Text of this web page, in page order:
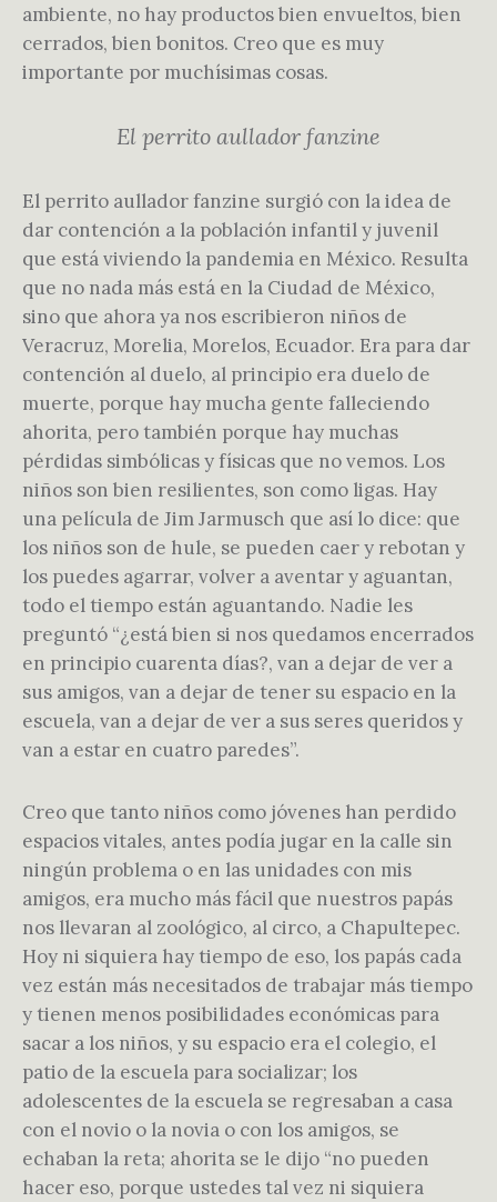
ambiente, no hay productos bien envueltos, bien
cerrados, bien bonitos. Creo que es muy
importante por muchísimas cosas.
El perrito aullador fanzine
El perrito aullador fanzine surgió con la idea de
dar contención a la población infantil y juvenil
que está viviendo la pandemia en México. Resulta
que no nada más está en la Ciudad de México,
sino que ahora ya nos escribieron niños de
Veracruz, Morelia, Morelos, Ecuador. Era para dar
contención al duelo, al principio era duelo de
muerte, porque hay mucha gente falleciendo
ahorita, pero también porque hay muchas
pérdidas simbólicas y físicas que no vemos. Los
niños son bien resilientes, son como ligas. Hay
una película de Jim Jarmusch que así lo dice: que
los niños son de hule, se pueden caer y rebotan y
los puedes agarrar, volver a aventar y aguantan,
todo el tiempo están aguantando. Nadie les
preguntó “¿está bien si nos quedamos encerrados
en principio cuarenta días?, van a dejar de ver a
sus amigos, van a dejar de tener su espacio en la
escuela, van a dejar de ver a sus seres queridos y
van a estar en cuatro paredes”.
Creo que tanto niños como jóvenes han perdido
espacios vitales, antes podía jugar en la calle sin
ningún problema o en las unidades con mis
amigos, era mucho más fácil que nuestros papás
nos llevaran al zoológico, al circo, a Chapultepec.
Hoy ni siquiera hay tiempo de eso, los papás cada
vez están más necesitados de trabajar más tiempo
y tienen menos posibilidades económicas para
sacar a los niños, y su espacio era el colegio, el
patio de la escuela para socializar; los
adolescentes de la escuela se regresaban a casa
con el novio o la novia o con los amigos, se
echaban la reta; ahorita se le dijo “no pueden
hacer eso, porque ustedes tal vez ni siquiera